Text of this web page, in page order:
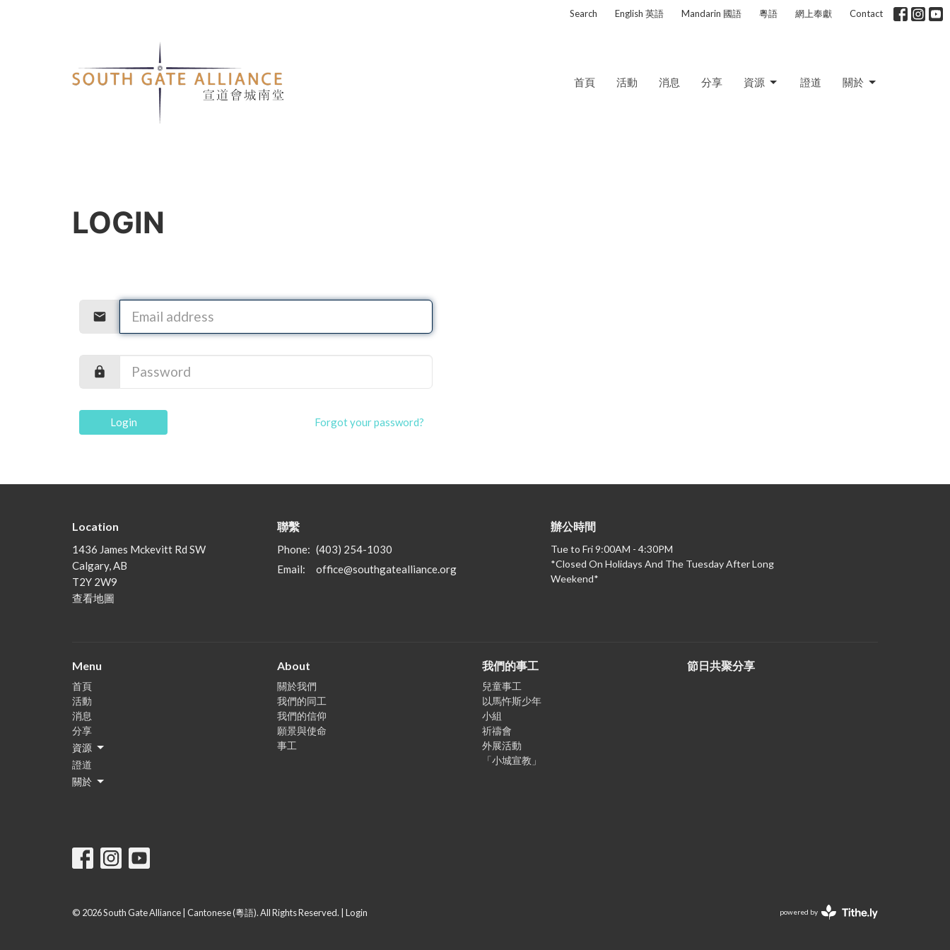
Search English 英語 Mandarin 國語 粵語 網上奉獻 Contact
首頁 活動 消息 分享 資源 證道 關於
LOGIN
Login Forgot your password?
Location
1436 James Mckevitt Rd SW
Calgary, AB
T2Y 2W9
查看地圖
聯繫
Phone: (403) 254-1030
Email: office@southgatealliance.org
辦公時間
Tue to Fri 9:00AM - 4:30PM
*Closed On Holidays And The Tuesday After Long
Weekend*
Menu
首頁
活動
消息
分享
資源
證道
關於
About
關於我們
我們的同工
我們的信仰
願景與使命
事工
我們的事工
兒童事工
以馬忤斯少年
小組
祈禱會
外展活動
「小城宣教」
節日共聚分享
© 2026 South Gate Alliance | Cantonese (粵語). All Rights Reserved. | Login powered by
Website